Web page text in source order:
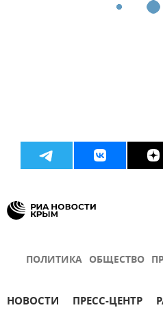
ПОЛИТИКА ОБЩЕСТВО
НОВОСТИ ПРЕСС-ЦЕНТР